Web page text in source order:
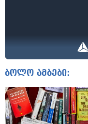
ბოლო ამბები: